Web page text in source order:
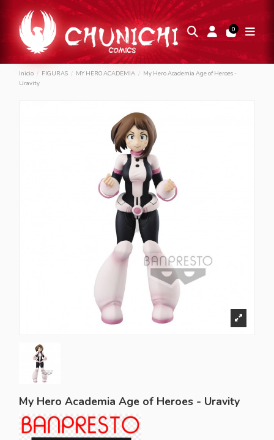
0
Inicio FIGURAS MY HERO ACADEMIA
My Hero Academia Age of Heroes -
Uravity
My Hero Academia Age of Heroes - Uravity